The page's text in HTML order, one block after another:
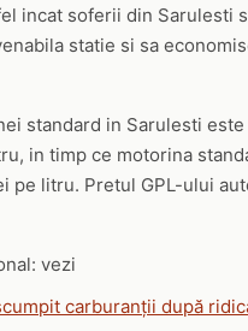
incat soferii din Sarulesti
statie si sa
standard in Sarulesti
in timp ce motorina
pe litru. Pretul GPL-ului
vezi
carburanții după